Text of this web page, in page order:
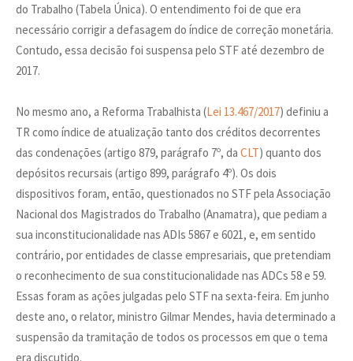
do Trabalho (Tabela Única). O entendimento foi de que era
necessário corrigir a defasagem do índice de correção monetária.
Contudo, essa decisão foi suspensa pelo STF até dezembro de
2017.
No mesmo ano, a Reforma Trabalhista (Lei 13.467/2017) definiu a
TR como índice de atualização tanto dos créditos decorrentes
das condenações (artigo 879, parágrafo 7º, da CLT) quanto dos
depósitos recursais (artigo 899, parágrafo 4º). Os dois
dispositivos foram, então, questionados no STF pela Associação
Nacional dos Magistrados do Trabalho (Anamatra), que pediam a
sua inconstitucionalidade nas ADIs 5867 e 6021, e, em sentido
contrário, por entidades de classe empresariais, que pretendiam
o reconhecimento de sua constitucionalidade nas ADCs 58 e 59.
Essas foram as ações julgadas pelo STF na sexta-feira. Em junho
deste ano, o relator, ministro Gilmar Mendes, havia determinado a
suspensão da tramitação de todos os processos em que o tema
era discutido.